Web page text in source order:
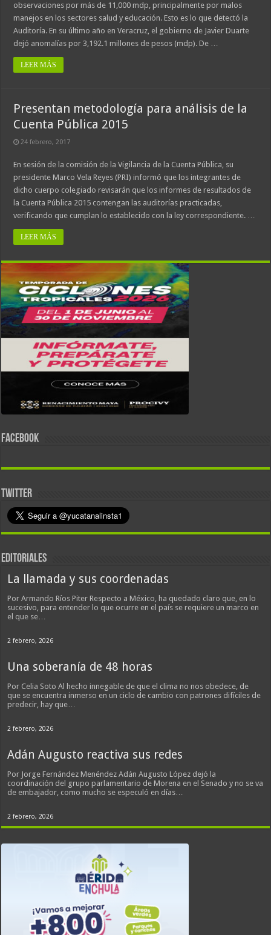
observaciones por más de 11,000 mdp, principalmente por malos
manejos en los sectores salud y educación. Esto es lo que detectó la
Auditoría. En su último año en Veracruz, el gobierno de Javier Duarte
dejó anomalías por 3,192.1 millones de pesos (mdp). De …
LEER MÁS
Presentan metodología para análisis de la
Cuenta Pública 2015
24 febrero, 2017
En sesión de la comisión de la Vigilancia de la Cuenta Pública, su
presidente Marco Vela Reyes (PRI) informó que los integrantes de
dicho cuerpo colegiado revisarán que los informes de resultados de
la Cuenta Pública 2015 contengan las auditorías practicadas,
verificando que cumplan lo establecido con la ley correspondiente. …
LEER MÁS
FACEBOOK
TWITTER
EDITORIALES
La llamada y sus coordenadas
Por Armando Ríos Piter Respecto a México, ha quedado claro que, en lo
sucesivo, para entender lo que ocurre en el país se requiere un marco en
el que se…
2 febrero, 2026
Una soberanía de 48 horas
Por Celia Soto Al hecho innegable de que el clima no nos obedece, de
que se encuentra inmerso en un ciclo de cambio con patrones difíciles de
predecir, hay que…
2 febrero, 2026
Adán Augusto reactiva sus redes
Por Jorge Fernández Menéndez Adán Augusto López dejó la
coordinación del grupo parlamentario de Morena en el Senado y no se va
de embajador, como mucho se especuló en días…
2 febrero, 2026